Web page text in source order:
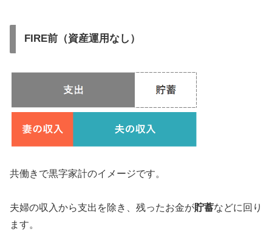
FIRE前（資産運用なし）
共働きで黒字家計のイメージです。
夫婦の収入から支出を除き、残ったお金が貯蓄などに回り
ます。